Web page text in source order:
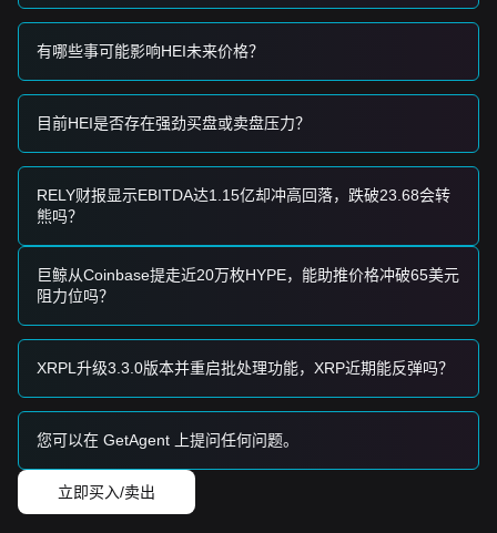
买入策略
保守型投资者
后，分批入场。
• 或者，等待价格确认突破并日线收盘站稳在
上后，顺势跟进。
趋势投资者
目标价可能在$0.35 。
长期投资者
• 只要市场保持在$0.15水平之上，中长期结构仍保持看涨。
趋势总结
立场。
市场展望
如果 Heima 价格跌破$0.18，下一个目标价可能是
来自多个来源的综合分析表明：虽然 Heima 短期内可能会继
续波动或横盘整理以消化近期的涨幅，但只要价格维持在
有哪些事可能影响HEI未来价格？
目前HEI是否存在强劲买盘或卖盘压力？
RELY财报显示EBITDA达1.15亿却冲高回落，跌破23.68会转
熊吗？
巨鲸从Coinbase提走近20万枚HYPE，能助推价格冲破65美元
阻力位吗？
XRPL升级3.3.0版本并重启批处理功能，XRP近期能反弹吗？
您可以在 GetAgent 上提问任何问题。
立即买入/卖出